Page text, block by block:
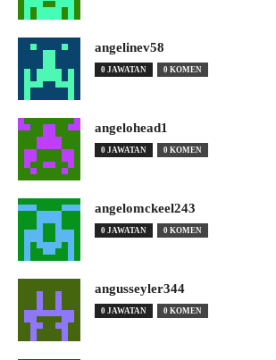
angelinev58
0 JAWATAN 0 KOMEN
angelohead1
0 JAWATAN 0 KOMEN
angelomckeel243
0 JAWATAN 0 KOMEN
angusseyler344
0 JAWATAN 0 KOMEN